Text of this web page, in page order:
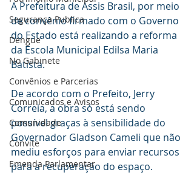
Segurança Publica
Dengue
No Gabinete
Convênios e Parcerias
Comunicados e Avisos
Comunidade
Convite
Emenda Parlamentar
A Prefeitura de Assis Brasil, por meio
de convênio firmado com o Governo
do Estado está realizando a reforma
da Escola Municipal Edilsa Maria
Batista.
De acordo com o Prefeito, Jerry
Correia, a obra só está sendo
possível graças à sensibilidade do
Governador Gladson Cameli que não
mediu esforços para enviar recursos
para a recuperação do espaço.